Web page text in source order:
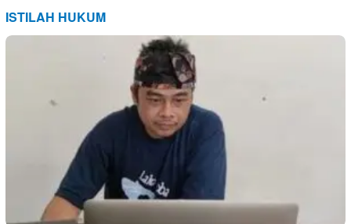
ISTILAH HUKUM